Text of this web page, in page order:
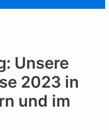
Unsere
2023 in
und im